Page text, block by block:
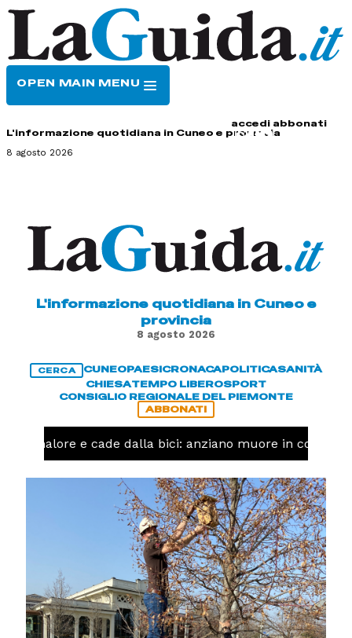
OPEN MAIN MENU
accedi abbonati
L'informazione quotidiana in Cuneo e provincia
8 agosto 2026
L'informazione quotidiana in Cuneo e
provincia
8 agosto 2026
CERCA CUNEOPAESICRONACAPOLITICASANITÀ
CHIESATEMPO LIBEROSPORT
CONSIGLIO REGIONALE DEL PIEMONTE
ABBONATI
un malore e cade dalla bici: anziano muore in corso